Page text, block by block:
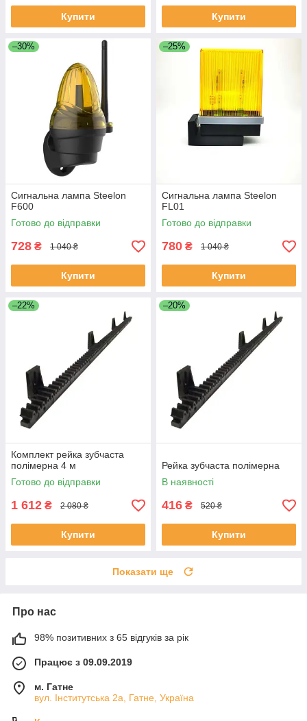
Купити Купити
–30%
Сигнальна лампа Steelon
F600
Готово до відправки
728 ₴ 1 040 ₴
Купити
–25%
Сигнальна лампа Steelon
FL01
Готово до відправки
780 ₴ 1 040 ₴
Купити
–22%
Комплект рейка зубчаста
полімерна 4 м
Готово до відправки
1 612 ₴ 2 080 ₴
Купити
–20%
Рейка зубчаста полімерна
В наявності
416 ₴ 520 ₴
Купити
Показати ще
Про нас
98% позитивних з 65 відгуків за рік
Працює з 09.09.2019
м. Гатне
вул. Інститутська 2а, Гатне, Україна